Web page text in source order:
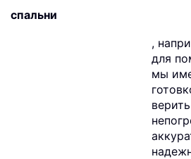
спальни
,
для
мы